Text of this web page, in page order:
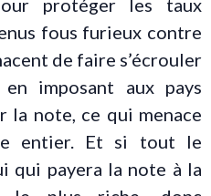
protéger les taux
fous furieux contre
de faire s’écrouler
imposant aux pays
la note, ce qui menace
entier. Et si tout le
qui payera la note à la